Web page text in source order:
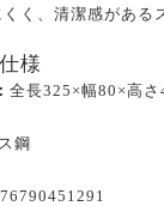
く、清潔感がある
様
全長325×幅80×高さ
鋼